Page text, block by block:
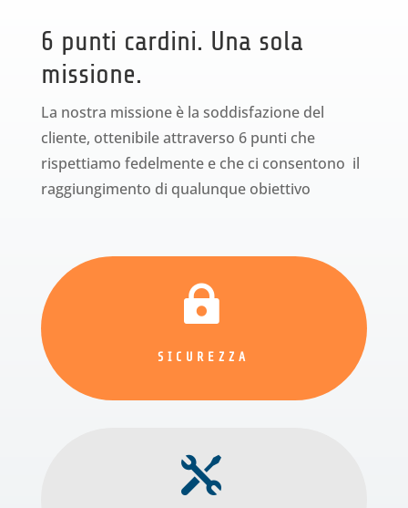
6 punti cardini. Una sola
missione.
La nostra missione è la soddisfazione del
cliente, ottenibile attraverso 6 punti che
rispettiamo fedelmente e che ci consentono il
raggiungimento di qualunque obiettivo

SICUREZZA
